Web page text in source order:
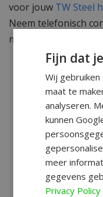
voor jouw TW Steel
Neem telefonisch
mail naar
Fijn dat
Wij
maat te
analyseren.
kunnen
meer
gegevens
Privacy Policy